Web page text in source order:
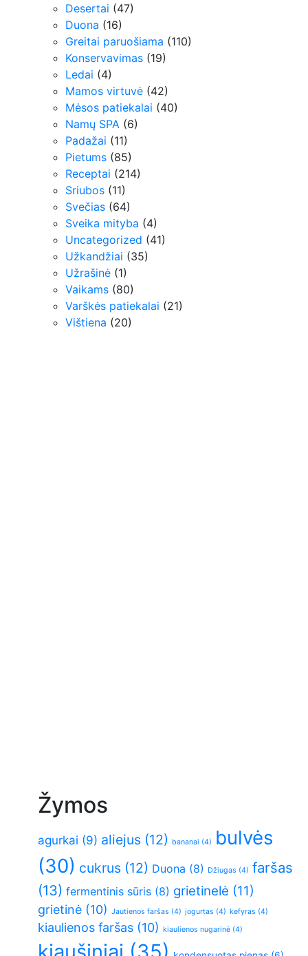
Desertai (47)
Duona (16)
Greitai paruošiama (110)
Konservavimas (19)
Ledai (4)
Mamos virtuvė (42)
Mėsos patiekalai (40)
Namų SPA (6)
Padažai (11)
Pietums (85)
Receptai (214)
Sriubos (11)
Svečias (64)
Sveika mityba (4)
Uncategorized (41)
Užkandžiai (35)
Užrašinė (1)
Vaikams (80)
Varškės patiekalai (21)
Vištiena (20)
Žymos
agurkai (9) aliejus (12) bananai (4)
bulvės
(30) cukrus (12) Duona (8) Džiugas (4) faršas
(13) fermentinis sūris (8) grietinelė (11)
grietinė (10) Jautienos faršas (4) jogurtas (4) kefyras (4)
kiaulienos faršas (10) kiaulienos nugarinė (4)